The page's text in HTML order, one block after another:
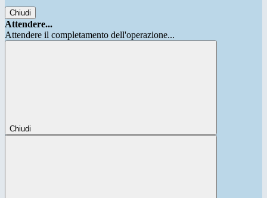
Chiudi
Attendere...
Attendere il completamento dell'operazione...
Chiudi